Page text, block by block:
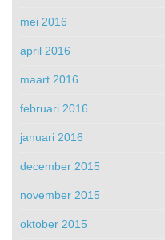
mei 2016
april 2016
maart 2016
februari 2016
januari 2016
december 2015
november 2015
oktober 2015